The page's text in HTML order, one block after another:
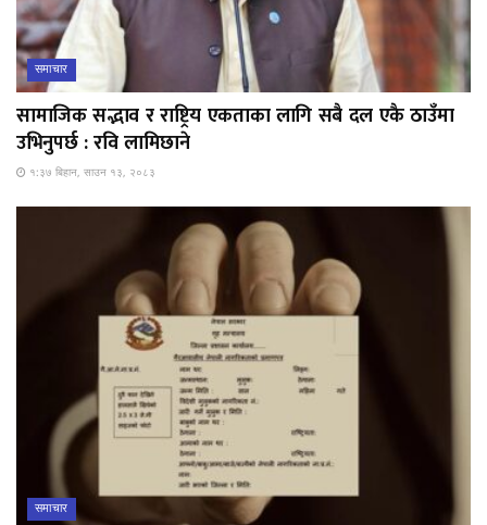
समाचार
सामाजिक सद्भाव र राष्ट्रिय एकताका लागि सबै दल एकै ठाउँमा
उभिनुपर्छ : रवि लामिछाने
१:३७ बिहान, साउन १३, २०८३
समाचार